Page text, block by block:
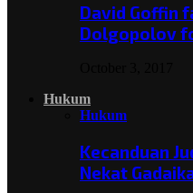
David Goffin
Dolgopolov
Hukum
Hukum
Kecanduan
Nekat